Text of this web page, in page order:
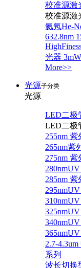
校准源激
校准源激
氦氖He-
632.8nm
光器
More>>
光源子分类
光源
LED二极
LED二极
255nm
265nm紫
275nm
285nm
2.7-
系列
波长切换